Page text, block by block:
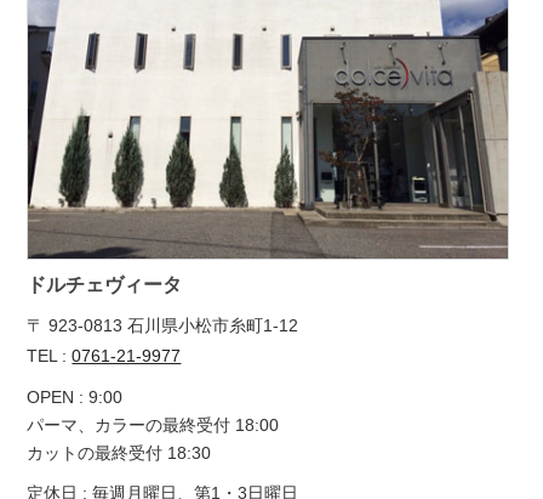
ドルチェヴィータ
〒 923-0813 石川県小松市糸町1-12
TEL :0761-21-9977
OPEN : 9:00
パーマ、カラーの最終受付 18:00
カットの最終受付 18:30
定休日 : 毎週月曜日、第1・3日曜日